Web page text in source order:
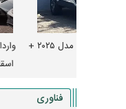
واردات خودرو
اسقاط و
فناوری